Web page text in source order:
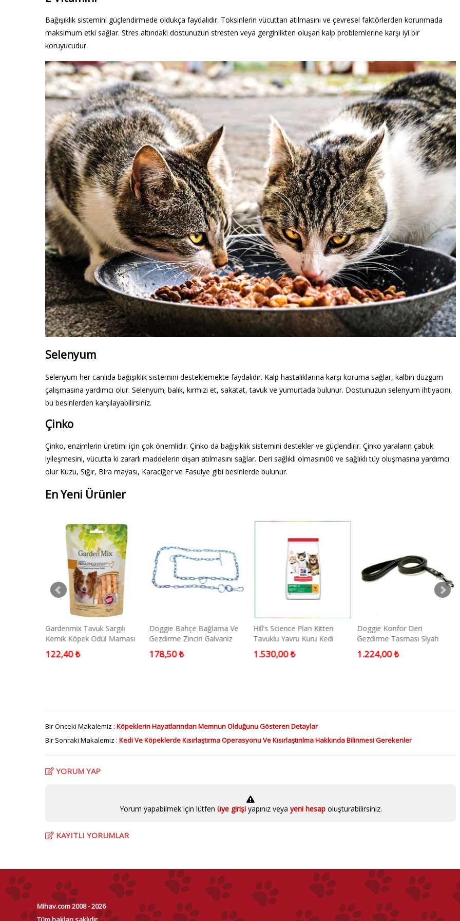
Bağışıklık sistemini güçlendirmede oldukça faydalıdır. Toksinlerin vücuttan atılmasını ve çevresel faktörlerden korunmada
maksimum etki sağlar. Stres altındaki dostunuzun stresten veya gerginlikten oluşan kalp problemlerine karşı iyi bir
koruyucudur.
Selenyum
Selenyum her canlıda bağışıklık sistemini desteklemekte faydalıdır. Kalp hastalıklarına karşı koruma sağlar, kalbin düzgüm
çalışmasına yardımcı olur. Selenyum; balık, kırmızı et, sakatat, tavuk ve yumurtada bulunur. Dostunuzun selenyum ihtiyacını,
bu besinlerden karşılayabilirsiniz.
Çinko
Çinko, enzimlerin üretimi için çok önemlidir. Çinko da bağışıklık sistemini destekler ve güçlendirir. Çinko yaraların çabuk
iyileşmesini, vücutta ki zararlı maddelerin dışarı atılmasını sağlar. Deri sağlıklı olmasını00 ve sağlıklı tüy oluşmasına yardımcı
olur Kuzu, Sığır, Bira mayası, Karaciğer ve Fasulye gibi besinlerde bulunur.
En Yeni Ürünler
Gardenmix Tavuk Sargılı
Kemik Köpek Ödül Maması
75gr
122,40 ₺
Doggie Bahçe Bağlama Ve
Gezdirme Zinciri Galvaniz
0,25x200 Cm
178,50 ₺
Hill's Science Plan Kitten
Tavuklu Yavru Kuru Kedi
Maması 1.5 Kg
1.530,00 ₺
Doggie Konfor Deri
Gezdirme Tasması Siyah
Medium
1.224,00 ₺
Bir Önceki Makalemiz : Köpeklerin Hayatlarından Memnun Olduğunu Gösteren Detaylar
Bir Sonraki Makalemiz : Kedi Ve Köpeklerde Kısırlaştırma Operasyonu Ve Kısırlaştırılma Hakkında Bilinmesi Gerekenler
YORUM YAP
Yorum yapabilmek için lütfen üye girişi yapınız veya yeni hesapoluşturabilirsiniz.
KAYITLI YORUMLAR
Mihav.com 2008 - 2026